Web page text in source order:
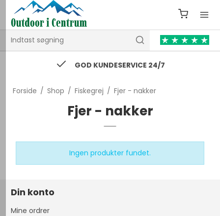
GOD KUNDESERVICE 24/7
Forside / Shop / Fiskegrej / Fjer - nakker
Fjer - nakker
Ingen produkter fundet.
Din konto
Mine ordrer